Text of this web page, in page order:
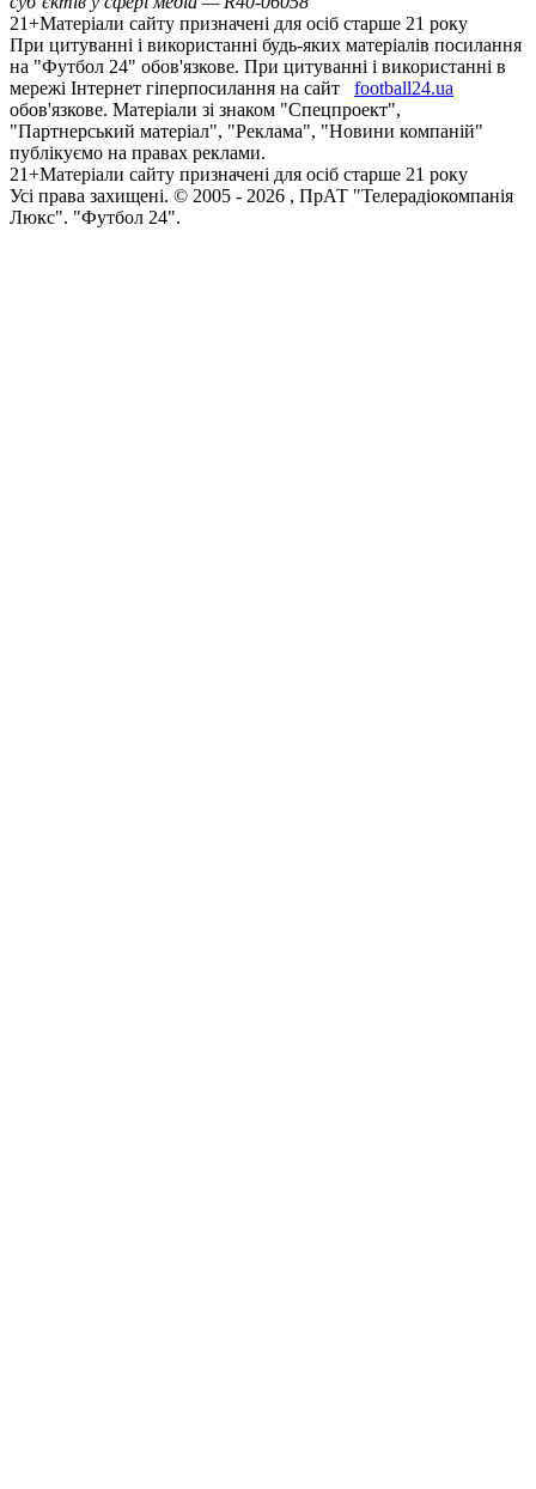
21+Матеріали сайту призначені для осіб старше 21 року
При цитуванні і використанні будь-яких матеріалів посилання
на "Футбол 24" обов'язкове. При цитуванні і використанні в
мережі Інтернет гіперпосилання на сайт
football24.ua
обов'язкове. Матеріали зі знаком "Спецпроект",
"Партнерський матеріал", "Реклама", "Новини компаній"
публікуємо на правах реклами.
21+Матеріали сайту призначені для осіб старше 21 року
Усi права захищенi. © 2005 - 2026 , ПрАТ "Телерадіокомпанія
Люкс". "Футбол 24".